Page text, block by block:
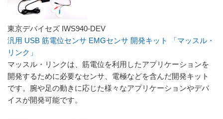
東京デバイセズ IWS940-DEV
汎用 USB 筋電位センサ EMGセンサ 開発キット 「マッスル・
リンク」
マッスル・リンクは、筋電位を利用したアプリケーションを
開発するために必要なセンサ、電極などを含んだ開発キット
です。腕や足の動きに応じた様々なアプリケーションやデバ
イスが開発可能です。